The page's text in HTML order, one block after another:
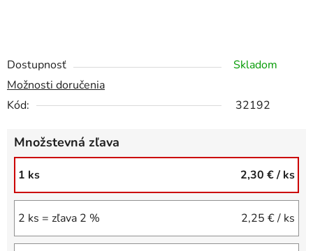
Dostupnosť
Skladom
Možnosti doručenia
Kód:
32192
Množstevná zľava
1 ks 2,30 €/ ks
2 ks = zľava 2 % 2,25 €/ ks